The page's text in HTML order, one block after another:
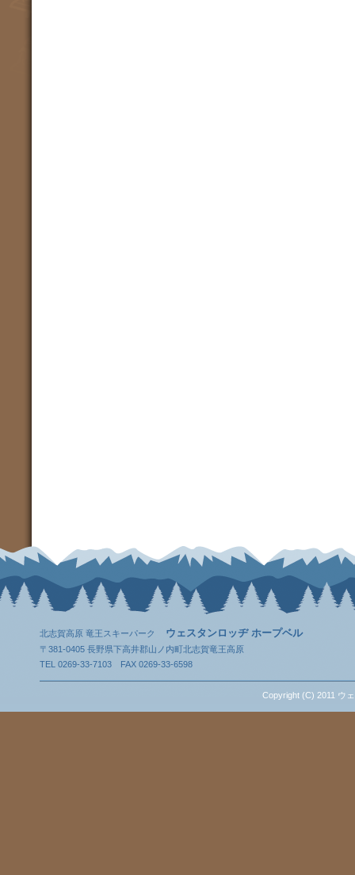
北志賀高原 竜王スキーパーク ウェスタンロッヂ ホープベル
〒381-0405 長野県下高井郡山ノ内町北志賀竜王高原
TEL 0269-33-7103 FAX 0269-33-6598
Copyright (C) 2011 ウ